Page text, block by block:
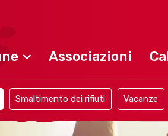
Associazioni
Smaltimento dei rifiuti Vacanze